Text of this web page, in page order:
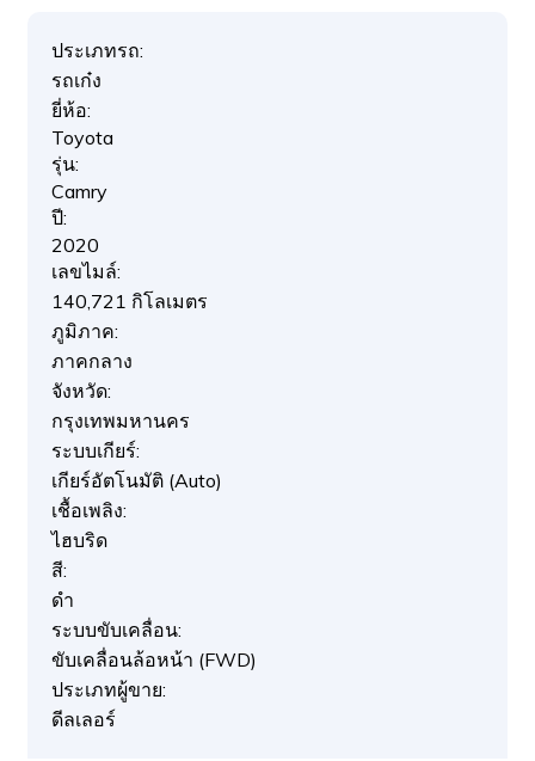
ประเภทรถ:
รถเก๋ง
ยี่ห้อ:
Toyota
รุ่น:
Camry
ปี:
2020
เลขไมล์:
140,721 กิโลเมตร
ภูมิภาค:
ภาคกลาง
จังหวัด:
กรุงเทพมหานคร
ระบบเกียร์:
เกียร์อัตโนมัติ (Auto)
เชื้อเพลิง:
ไฮบริด
สี:
ดำ
ระบบขับเคลื่อน:
ขับเคลื่อนล้อหน้า (FWD)
ประเภทผู้ขาย:
ดีลเลอร์